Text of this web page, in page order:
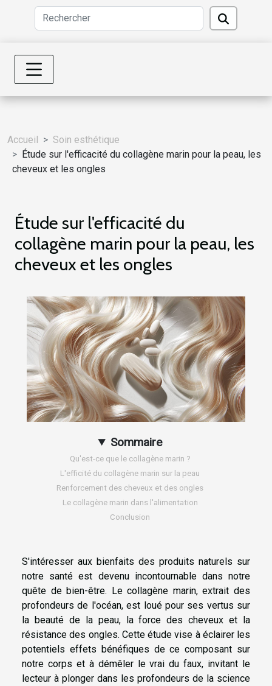
Accueil
Soin esthétique
Étude sur l'efficacité du collagène marin pour la peau, les
cheveux et les ongles
Étude sur l'efficacité du
collagène marin pour la peau, les
cheveux et les ongles
Sommaire
Qu'est-ce que le collagène marin ?
L'efficité du collagène marin sur la peau
Renforcement des cheveux et des ongles
Le collagène marin dans l'alimentation
Conclusion
S'intéresser aux bienfaits des produits naturels sur
notre santé est devenu incontournable dans notre
quête de bien-être. Le collagène marin, extrait des
profondeurs de l'océan, est loué pour ses vertus sur
la beauté de la peau, la force des cheveux et la
résistance des ongles. Cette étude vise à éclairer les
potentiels effets bénéfiques de ce composant sur
notre corps et à démêler le vrai du faux, invitant le
lecteur à plonger dans les profondeurs de la science